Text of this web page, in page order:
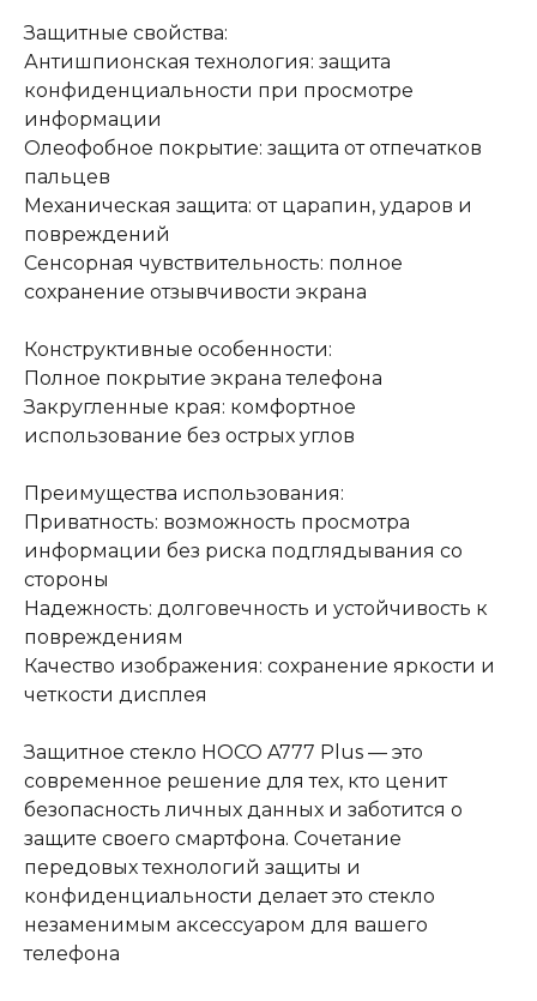
Защитные свойства:
Антишпионская технология: защита
конфиденциальности при просмотре
информации
Олеофобное покрытие: защита от отпечатков
пальцев
Механическая защита: от царапин, ударов и
повреждений
Сенсорная чувствительность: полное
сохранение отзывчивости экрана
Конструктивные особенности:
Полное покрытие экрана телефона
Закругленные края: комфортное
использование без острых углов
Преимущества использования:
Приватность: возможность просмотра
информации без риска подглядывания со
стороны
Надежность: долговечность и устойчивость к
повреждениям
Качество изображения: сохранение яркости и
четкости дисплея
Защитное стекло HOCO A777 Plus — это
современное решение для тех, кто ценит
безопасность личных данных и заботится о
защите своего смартфона. Сочетание
передовых технологий защиты и
конфиденциальности делает это стекло
незаменимым аксессуаром для вашего
телефона